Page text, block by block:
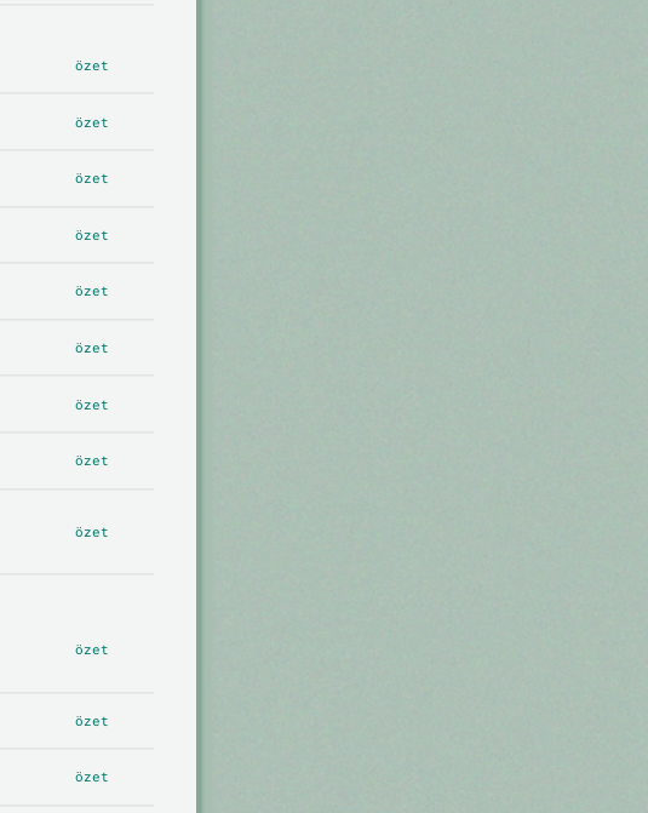
özet
özet
özet
özet
özet
özet
özet
özet
özet
özet
özet
özet